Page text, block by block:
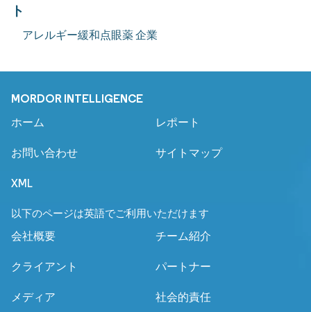
ト
アレルギー緩和点眼薬 企業
MORDOR INTELLIGENCE
ホーム レポート
お問い合わせ サイトマップ
XML
以下のページは英語でご利用いただけます
会社概要
チーム紹介
クライアント パートナー
メディア 社会的責任